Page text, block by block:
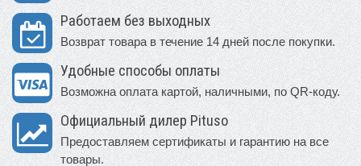
Работаем без выходных
Возврат товара в течение 14 дней после покупки.
Удобные способы оплаты
Возможна оплата картой, наличными, по QR-коду.
Официальный дилер Pituso
Предоставляем сертификаты и гарантию на все
товары.